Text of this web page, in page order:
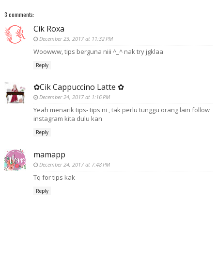
3 comments:
Cik Roxa
December 23, 2017 at 11:32 PM
Woowww, tips berguna niii ^_^ nak try jgklaa
Reply
✿Cik Cappuccino Latte ✿
December 24, 2017 at 1:16 PM
Yeah menarik tips- tips ni , tak perlu tunggu orang lain follow
instagram kita dulu kan
Reply
mamapp
December 24, 2017 at 7:48 PM
Tq for tips kak
Reply